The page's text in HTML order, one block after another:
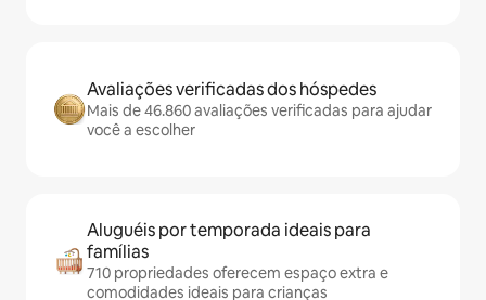
Avaliações verificadas dos hóspedes
Mais de 46.860 avaliações verificadas para ajudar
você a escolher
Aluguéis por temporada ideais para
famílias
710 propriedades oferecem espaço extra e
comodidades ideais para crianças